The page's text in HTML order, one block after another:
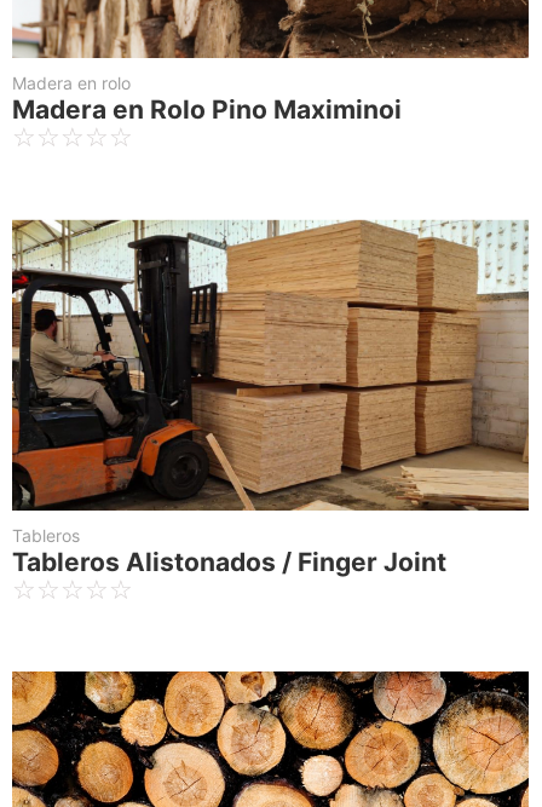
Madera en rolo
Madera en Rolo Pino Maximinoi
☆☆☆☆☆
Tableros
Tableros Alistonados / Finger Joint
☆☆☆☆☆